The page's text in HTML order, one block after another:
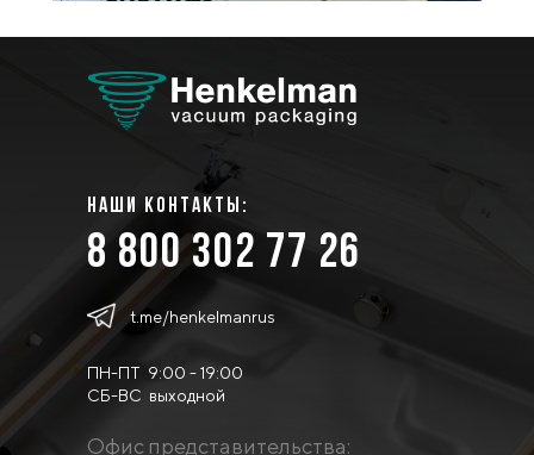
наши контакты:
8 800 302 77 26
Офис представительства:
ПН-ПТ 9:00 - 19:00
СБ-ВС выходной
t.me/henkelmanrus